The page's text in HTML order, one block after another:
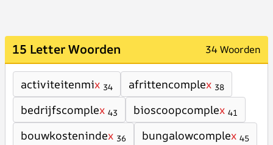
15 Letter Woorden 34 Woorden
activiteitenmix 34 afrittencomplex 38
bedrijfscomplex 43 bioscoopcomplex 41
bouwkostenindex 36 bungalowcomplex 45